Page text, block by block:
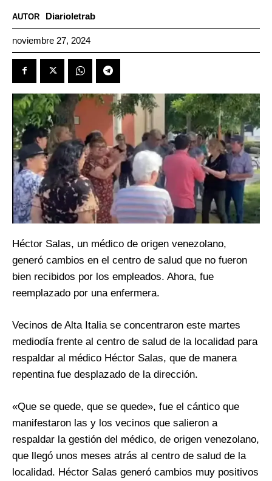
AUTOR Diarioletrab
noviembre 27, 2024
Héctor Salas, un médico de origen venezolano,
generó cambios en el centro de salud que no fueron
bien recibidos por los empleados. Ahora, fue
reemplazado por una enfermera.
Vecinos de Alta Italia se concentraron este martes
mediodía frente al centro de salud de la localidad para
respaldar al médico Héctor Salas, que de manera
repentina fue desplazado de la dirección.
«Que se quede, que se quede», fue el cántico que
manifestaron las y los vecinos que salieron a
respaldar la gestión del médico, de origen venezolano,
que llegó unos meses atrás al centro de salud de la
localidad. Héctor Salas generó cambios muy positivos